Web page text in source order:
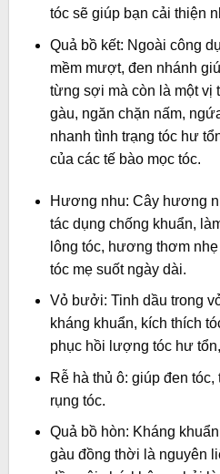
tóc sẽ giúp bạn cải thiện
Quả bồ kết: Ngoài công
mềm mượt, đen nhánh
từng sợi mà còn là một vị
gàu, ngăn chặn nấm,
nhanh tình trạng tóc hư
của các tế bào mọc tóc.
Hương nhu: Cây hương
tác dụng chống khuẩn,
lông tóc, hương thơm
tóc mẹ suốt ngày dài.
Vỏ bưởi: Tinh dầu trong
kháng khuẩn, kích thích
phục hồi lượng tóc hư
Rễ hà thủ ô: giúp đen
rụng tóc.
Quả bồ hòn: Kháng
gàu đồng thời là nguyên